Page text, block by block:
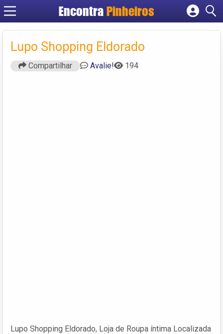
EncontraPinheiros
Cadastrar empresa
Criar conta
Lupo Shopping Eldorado
Compartilhar Avalie! 194
Lupo Shopping Eldorado, Loja de Roupa íntima Localizada